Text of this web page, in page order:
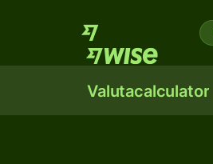
Valutacalculator